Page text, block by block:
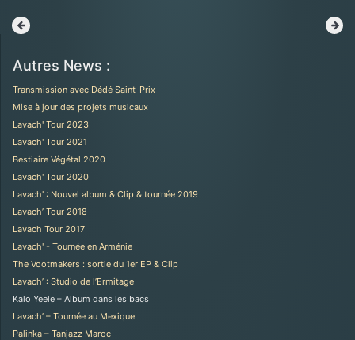
Autres News :
Transmission avec Dédé Saint-Prix
Mise à jour des projets musicaux
Lavach' Tour 2023
Lavach' Tour 2021
Bestiaire Végétal 2020
Lavach' Tour 2020
Lavach' : Nouvel album & Clip & tournée 2019
Lavach’ Tour 2018
Lavach Tour 2017
Lavach' - Tournée en Arménie
The Vootmakers : sortie du 1er EP & Clip
Lavach’ : Studio de l’Ermitage
Kalo Yeele – Album dans les bacs
Lavach’ – Tournée au Mexique
Palinka – Tanjazz Maroc